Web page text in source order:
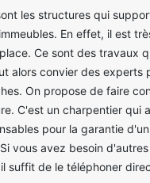
les structures qui
En effet, il est
Ce sont des travaux
alors convier des experts
On propose de faire
C'est un charpentier qui
pour la garantie
vous avez besoin d'autres
suffit de le téléphoner